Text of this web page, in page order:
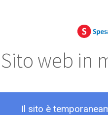
Sito web in
Il sito è